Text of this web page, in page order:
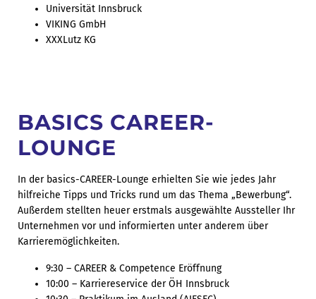
Universität Innsbruck
VIKING GmbH
XXXLutz KG
BASICS CAREER-
LOUNGE
In der basics-CAREER-Lounge erhielten Sie wie jedes Jahr
hilfreiche Tipps und Tricks rund um das Thema „Bewerbung“.
Außerdem stellten heuer erstmals ausgewählte Aussteller Ihr
Unternehmen vor und informierten unter anderem über
Karrieremöglichkeiten.
9:30 – CAREER & Competence Eröffnung
10:00 – Karriereservice der ÖH Innsbruck